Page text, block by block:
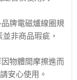
牌電磁爐線圈規
非商品瑕疵，
物體間摩擦進而
安心使用。